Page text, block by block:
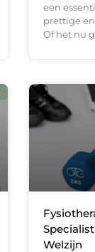
een
prettige
Of het nu
Welzijn